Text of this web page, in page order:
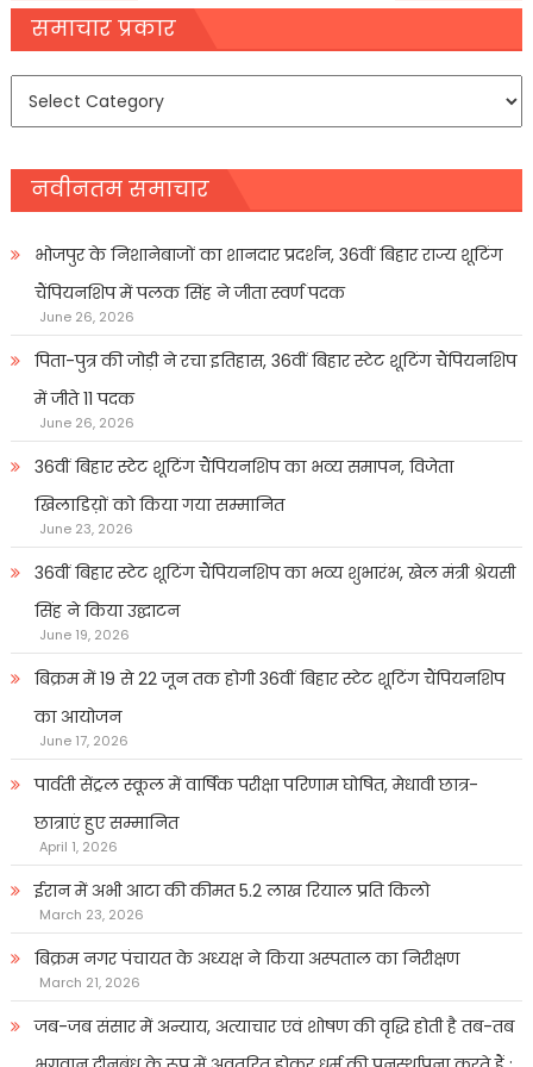
navigation
समाचार प्रकार
समाचार
नवीनतम समाचार
भोजपुर के निशानेबाजों का शानदार प्रदर्शन, 36वीं बिहार राज्य शूटिंग
चैंपियनशिप में पलक सिंह ने जीता स्वर्ण पदक
June 26, 2026
पिता-पुत्र की जोड़ी ने रचा इतिहास, 36वीं बिहार स्टेट शूटिंग चैंपियनशिप
में जीते 11 पदक
June 26, 2026
36वीं बिहार स्टेट शूटिंग चैंपियनशिप का भव्य समापन, विजेता
खिलाडिय़ों को किया गया सम्मानित
June 23, 2026
36वीं बिहार स्टेट शूटिंग चैंपियनशिप का भव्य शुभारंभ, खेल मंत्री श्रेयसी
सिंह ने किया उद्घाटन
June 19, 2026
बिक्रम में 19 से 22 जून तक होगी 36वीं बिहार स्टेट शूटिंग चैंपियनशिप
का आयोजन
June 17, 2026
पार्वती सेंट्रल स्कूल में वार्षिक परीक्षा परिणाम घोषित, मेधावी छात्र-
छात्राएं हुए सम्मानित
April 1, 2026
ईरान में अभी आटा की कीमत 5.2 लाख रियाल प्रति किलो
March 23, 2026
बिक्रम नगर पंचायत के अध्यक्ष ने किया अस्पताल का निरीक्षण
March 21, 2026
जब-जब संसार में अन्याय, अत्याचार एवं शोषण की वृद्धि होती है तब-तब